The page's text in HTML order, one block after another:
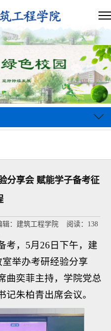
分享会 赋能学子备考征
：建筑工程学院 阅读： 138
考，5月26日下午，建
举办考研经验分享
曲奕菲主持，学院党总
记朱柏青出席会议。